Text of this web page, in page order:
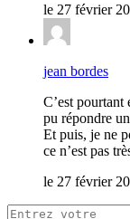
le 27 février
jean bordes
C’est pourtant
pu répondre
Et puis, je ne
ce n’est pas
le 27 février